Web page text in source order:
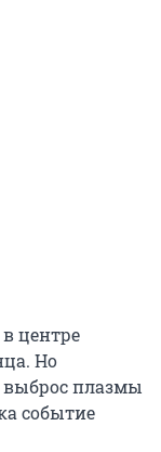
центре
Но
выброс плазмы
событие